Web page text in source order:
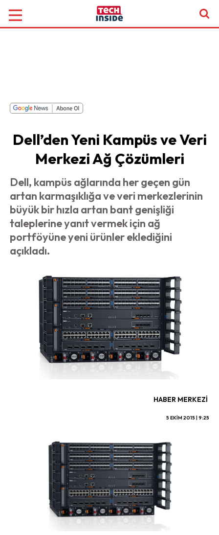
Dell’den Yeni Kampüs ve Veri
Merkezi Ağ Çözümleri
Dell, kampüs ağlarında her geçen gün
artan karmaşıklığa ve veri merkezlerinin
büyük bir hızla artan bant genişliği
taleplerine yanıt vermek için ağ
portföyüne yeni ürünler eklediğini
açıkladı.
HABER MERKEZI
5 EKIM 2015 | 9:25